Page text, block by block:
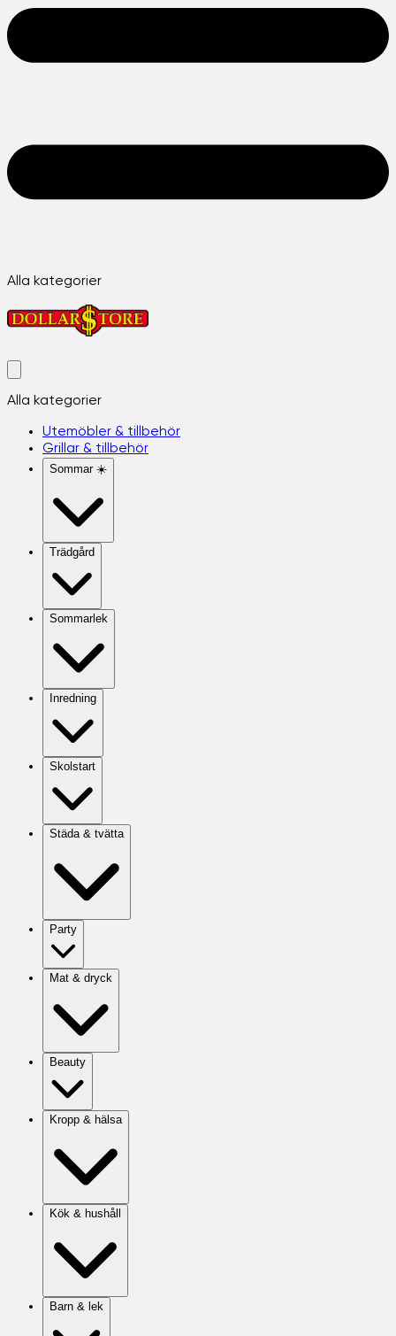
Alla kategorier
Alla kategorier
Utemöbler & tillbehör
Grillar & tillbehör
Sommar ☀️
Trädgård
Sommarlek
Inredning
Skolstart
Städa & tvätta
Party
Mat & dryck
Beauty
Kropp & hälsa
Kök & hushåll
Barn & lek